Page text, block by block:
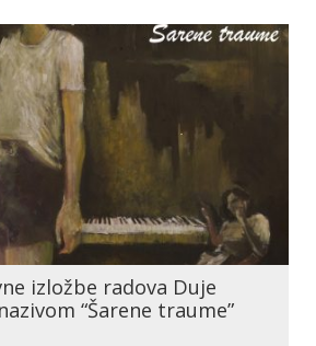
izložbe radova Duje
“Šarene traume”